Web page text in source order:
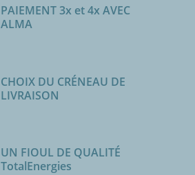
PAIEMENT 3x et 4x AVEC
ALMA
CHOIX DU CRÉNEAU DE
LIVRAISON
UN FIOUL DE QUALITÉ
TotalEnergies